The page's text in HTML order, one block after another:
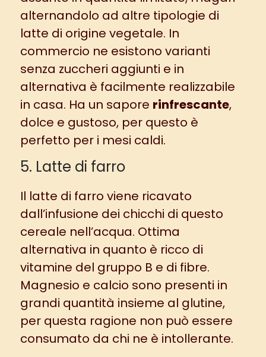
alternandolo ad altre tipologie di
latte di origine vegetale. In
commercio ne esistono varianti
senza zuccheri aggiunti e in
alternativa è facilmente realizzabile
in casa. Ha un sapore rinfrescante,
dolce e gustoso, per questo è
perfetto per i mesi caldi.
5. Latte di farro
Il latte di farro viene ricavato
dall’infusione dei chicchi di questo
cereale nell’acqua. Ottima
alternativa in quanto è ricco di
vitamine del gruppo B e di fibre.
Magnesio e calcio sono presenti in
grandi quantità insieme al glutine,
per questa ragione non può essere
consumato da chi ne è intollerante.